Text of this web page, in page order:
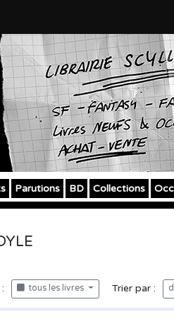
Parutions BD Collections
tous les livres Trier par :